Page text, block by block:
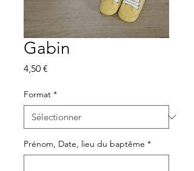
Gabin
4,50 €
Format *
Prénom, Date, lieu du baptême *